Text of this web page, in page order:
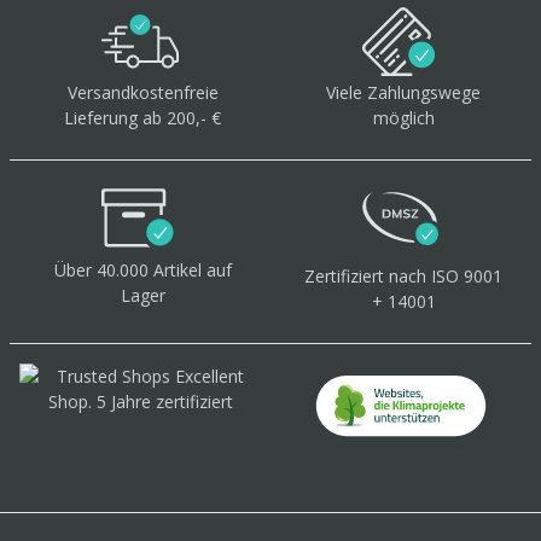
Versandkostenfreie
Lieferung ab 200,- €
Viele Zahlungswege
möglich
Über 40.000 Artikel auf
Lager
Zertifiziert nach ISO 9001
+ 14001